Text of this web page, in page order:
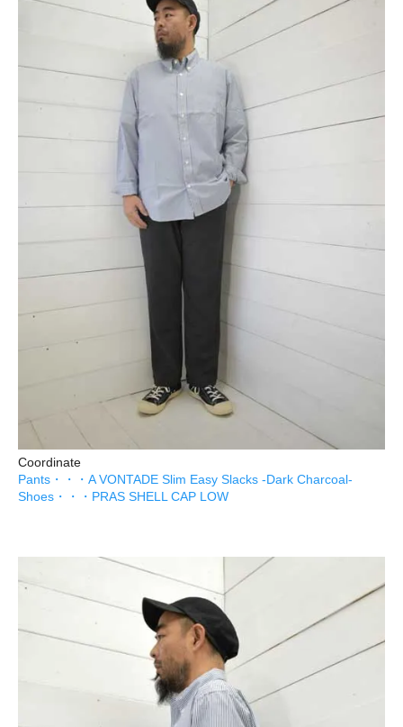
Coordinate
Pants・・・A VONTADE Slim Easy Slacks -Dark Charcoal-
Shoes・・・PRAS SHELL CAP LOW